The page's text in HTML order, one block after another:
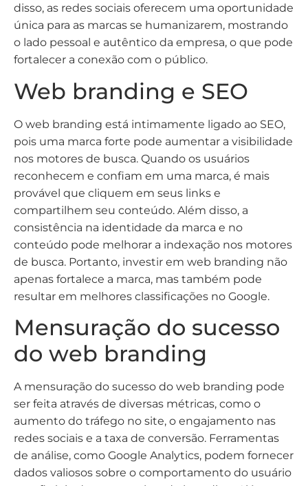
disso, as redes sociais oferecem uma oportunidade
única para as marcas se humanizarem, mostrando
o lado pessoal e autêntico da empresa, o que pode
fortalecer a conexão com o público.
Web branding e SEO
O web branding está intimamente ligado ao SEO,
pois uma marca forte pode aumentar a visibilidade
nos motores de busca. Quando os usuários
reconhecem e confiam em uma marca, é mais
provável que cliquem em seus links e
compartilhem seu conteúdo. Além disso, a
consistência na identidade da marca e no
conteúdo pode melhorar a indexação nos motores
de busca. Portanto, investir em web branding não
apenas fortalece a marca, mas também pode
resultar em melhores classificações no Google.
Mensuração do sucesso
do web branding
A mensuração do sucesso do web branding pode
ser feita através de diversas métricas, como o
aumento do tráfego no site, o engajamento nas
redes sociais e a taxa de conversão. Ferramentas
de análise, como Google Analytics, podem fornecer
dados valiosos sobre o comportamento do usuário